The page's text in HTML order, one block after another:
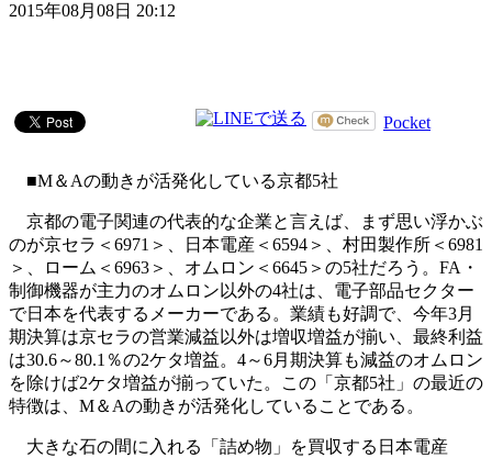
2015年08月08日 20:12
Pocket
■M＆Aの動きが活発化している京都5社
京都の電子関連の代表的な企業と言えば、まず思い浮かぶ
のが京セラ＜6971＞、日本電産＜6594＞、村田製作所＜6981
＞、ローム＜6963＞、オムロン＜6645＞の5社だろう。FA・
制御機器が主力のオムロン以外の4社は、電子部品セクター
で日本を代表するメーカーである。業績も好調で、今年3月
期決算は京セラの営業減益以外は増収増益が揃い、最終利益
は30.6～80.1％の2ケタ増益。4～6月期決算も減益のオムロン
を除けば2ケタ増益が揃っていた。この「京都5社」の最近の
特徴は、M＆Aの動きが活発化していることである。
大きな石の間に入れる「詰め物」を買収する日本電産